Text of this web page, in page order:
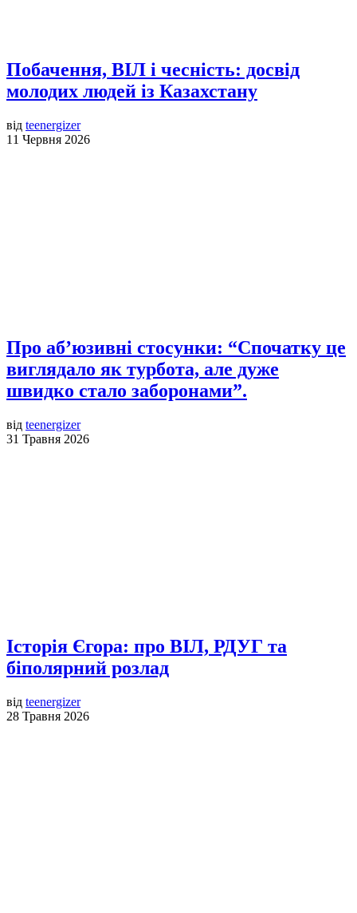
Побачення, ВІЛ і чесність: досвід
молодих людей із Казахстану
від teenergizer
11 Червня 2026
Про аб’юзивні стосунки: “Спочатку це
виглядало як турбота, але дуже
швидко стало заборонами”.
від teenergizer
31 Травня 2026
Історія Єгора: про ВІЛ, РДУГ та
біполярний розлад
від teenergizer
28 Травня 2026